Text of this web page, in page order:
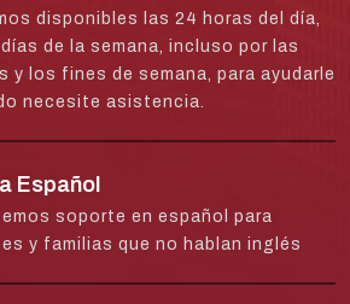
disponibles las 24 horas del día,
de la semana, incluso por las
y los fines de semana, para ayudarle
necesite asistencia.
Español
soporte en español para
y familias que no hablan inglés